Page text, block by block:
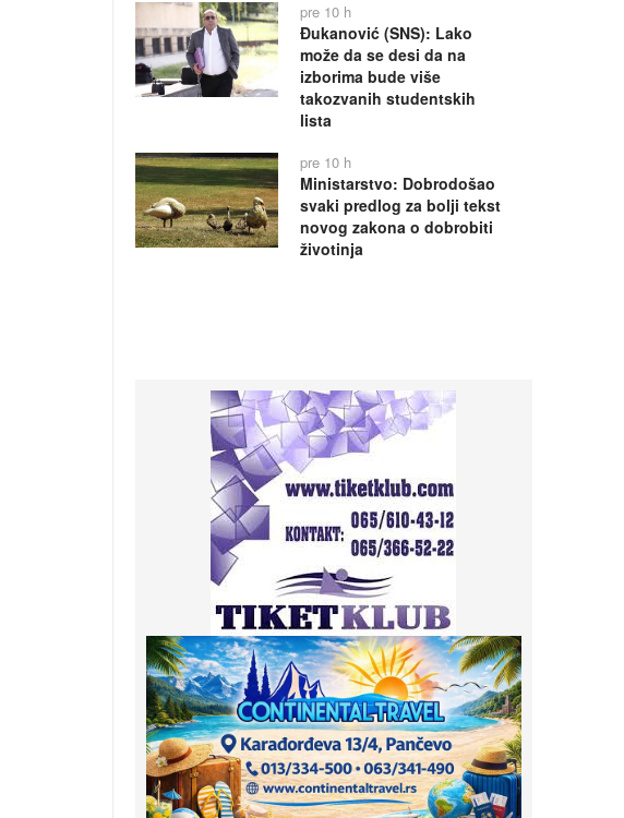
pre 10 h
Đukanović (SNS): Lako
može da se desi da na
izborima bude više
takozvanih studentskih
lista
pre 10 h
Ministarstvo: Dobrodošao
svaki predlog za bolji tekst
novog zakona o dobrobiti
životinja